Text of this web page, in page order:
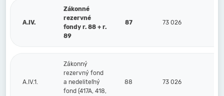
A.IV.
Zákonné
rezervné
fondy r. 88 + r.
89
87 73 026
A.IV.1.
Zákonný
rezervný fond
a nedeliteľný
fond (417A, 418,
88 73 026